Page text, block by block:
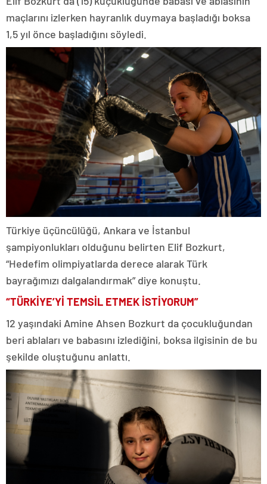
maçlarını izlerken hayranlık duymaya başladığı boksa
1,5 yıl önce başladığını söyledi.
Türkiye üçüncülüğü, Ankara ve İstanbul
şampiyonlukları olduğunu belirten Elif Bozkurt,
“Hedefim olimpiyatlarda derece alarak Türk
bayrağımızı dalgalandırmak” diye konuştu.
“TÜRKİYE’Yİ TEMSİL ETMEK İSTİYORUM”
12 yaşındaki Amine Ahsen Bozkurt da çocukluğundan
beri ablaları ve babasını izlediğini, boksa ilgisinin de bu
şekilde oluştuğunu anlattı.